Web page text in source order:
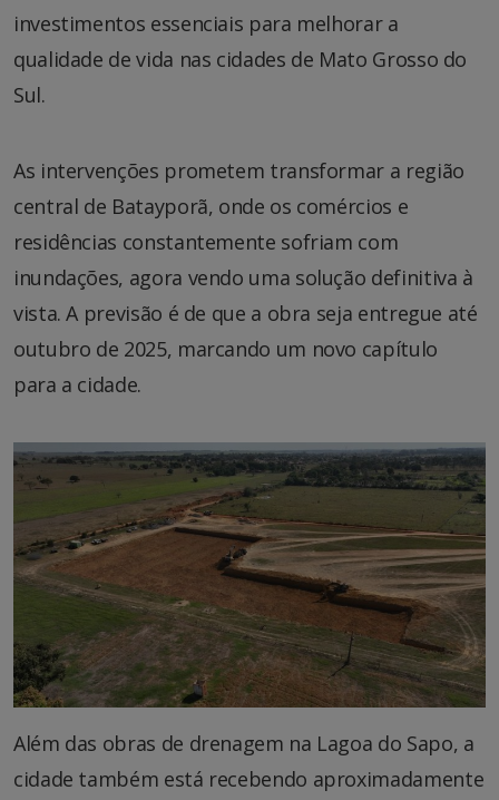
investimentos essenciais para melhorar a
qualidade de vida nas cidades de Mato Grosso do
Sul.
As intervenções prometem transformar a região
central de Batayporã, onde os comércios e
residências constantemente sofriam com
inundações, agora vendo uma solução definitiva à
vista. A previsão é de que a obra seja entregue até
outubro de 2025, marcando um novo capítulo
para a cidade.
Além das obras de drenagem na Lagoa do Sapo, a
cidade também está recebendo aproximadamente